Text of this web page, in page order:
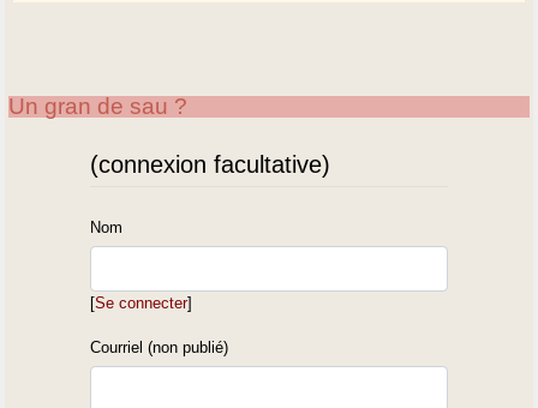
Un gran de sau ?
(connexion facultative)
Nom
[Se connecter]
Courriel (non publié)